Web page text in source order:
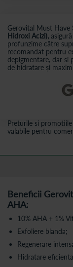
Gerovital Must Have
Hidroxi Acizi),
profunzime către
recomandat pentru
depigmentare, dar si
de hidratare și
Preturile si
valabile pentru
Beneficii
AHA:
10% AHA + 1%
Exfoliere blanda;
Regenerare
Hidratare